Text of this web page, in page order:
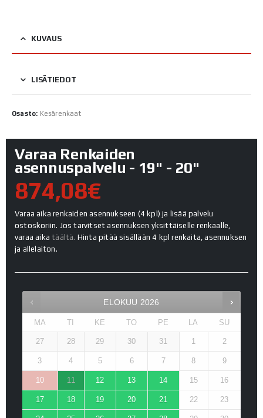
KUVAUS
LISÄTIEDOT
Osasto: Kesärenkaat
Varaa Renkaiden
asennuspalvelu - 19" - 20"
874,08€
Varaa aika renkaiden asennukseen (4 kpl) ja lisää palvelu
ostoskoriin. Jos tarvitset asennuksen yksittäiselle renkaalle,
varaa aikatäältä. Hinta pitää sisällään 4 kpl renkaita, asennuksen
ja allelaiton.
ELOKUU 2026
MA TI KE TO PE LA SU
27 28 29 30 31 1 2
3 4 5 6 7 8 9
10 11 12 13 14 15 16
17 18 19 20 21 22 23